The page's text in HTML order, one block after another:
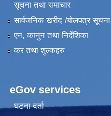
सूचना तथा समाचार
सार्वजनिक खरीद /बोलपत्र सूचना
एन, कानुन तथा निर्देशिका
कर तथा शुल्कहरु
eGov services
घटना दर्ता